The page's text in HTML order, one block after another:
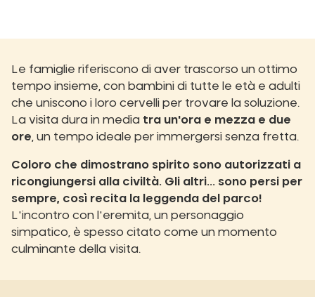
Le famiglie riferiscono di aver trascorso un ottimo
tempo insieme, con bambini di tutte le età e adulti
che uniscono i loro cervelli per trovare la soluzione.
La visita dura in media tra un'ora e mezza e due
ore , un tempo ideale per immergersi senza fretta.
Coloro che dimostrano spirito sono autorizzati a
ricongiungersi alla civiltà. Gli altri... sono persi per
sempre, così recita la leggenda del parco!
L'incontro con l'eremita, un personaggio
simpatico, è spesso citato come un momento
culminante della visita.